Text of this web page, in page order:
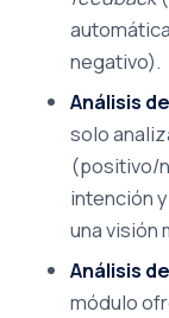
negativo).
Análisis
solo
(positivo/
intención
una visión
Análisis
módulo